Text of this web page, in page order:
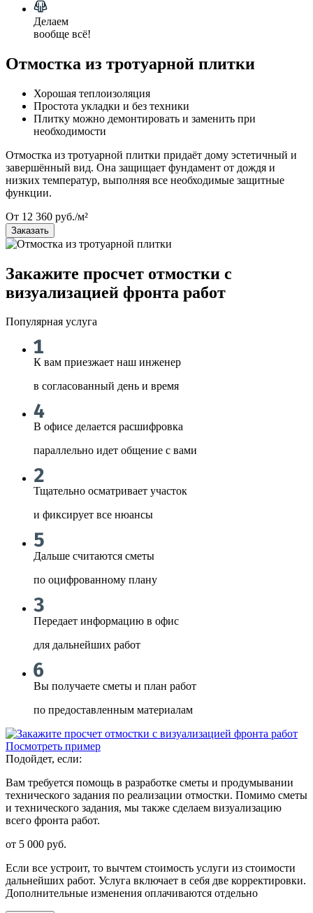
Делаем
вообще всё!
Отмостка из тротуарной плитки
Хорошая теплоизоляция
Простота укладки и без техники
Плитку можно демонтировать и заменить при
необходимости
Отмостка из тротуарной плитки придаёт дому эстетичный и
завершённый вид. Она защищает фундамент от дождя и
низких температур, выполняя все необходимые защитные
функции.
От 12 360 руб./м²
Заказать
Закажите просчет отмостки с
визуализацией фронта работ
Популярная услуга
К вам приезжает наш инженер
в согласованный день и время
В офисе делается расшифровка
параллельно идет общение с вами
Тщательно осматривает участок
и фиксирует все нюансы
Дальше считаются сметы
по оцифрованному плану
Передает информацию в офис
для дальнейших работ
Вы получаете сметы и план работ
по предоставленным материалам
Посмотреть пример
Подойдет, если:
Вам требуется помощь в разработке сметы и продумывании
технического задания по реализации отмостки. Помимо сметы
и технического задания, мы также сделаем визуализацию
всего фронта работ.
от 5 000 руб.
Если все устроит, то вычтем стоимость услуги из стоимости
дальнейших работ. Услуга включает в себя две корректировки.
Дополнительные изменения оплачиваются отдельно